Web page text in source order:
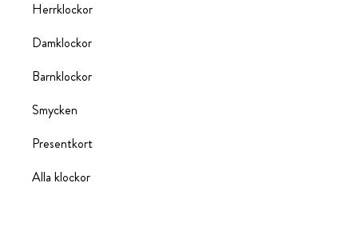
Herrklockor
Damklockor
Barnklockor
Smycken
Presentkort
Alla klockor